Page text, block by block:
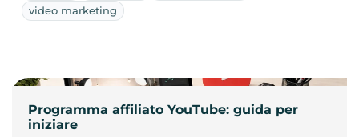
video marketing
Programma affiliato YouTube: guida per
iniziare